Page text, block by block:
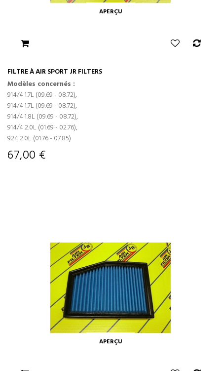
APERÇU
FILTRE À AIR SPORT JR FILTERS
Modèles concernés :
914/4 1.7L (09.69 - 08.72),
914/4 1.7L (09.69 - 08.72),
914/4 1.8L (09.69 - 08.72),
914/4 2.0L (01.69 - 02.76),
924 2.0L (01.76 - 07.85)
67,00 €
APERÇU